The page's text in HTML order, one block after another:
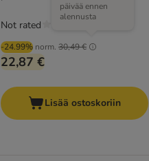
-24.99% norm. 30,49 €
päivää ennen
alennusta
22,87 €
Not rated
Lisää ostoskoriin